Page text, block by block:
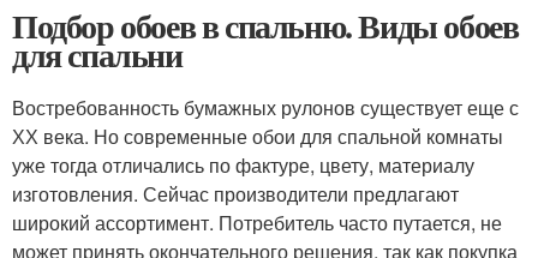
Подбор обоев в спальню. Виды обоев
для спальни
Востребованность бумажных рулонов существует еще с
ХХ века. Но современные обои для спальной комнаты
уже тогда отличались по фактуре, цвету, материалу
изготовления. Сейчас производители предлагают
широкий ассортимент. Потребитель часто путается, не
может принять окончательного решения, так как покупка